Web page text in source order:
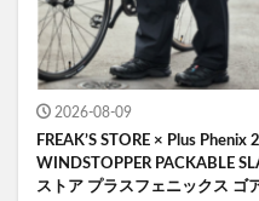
2026-08-09
FREAK’S STORE × Plus
WINDSTOPPER PACKABLE
ストア プラスフェニックス ゴ